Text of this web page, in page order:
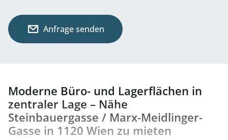
Anfrage senden
Moderne Büro- und Lagerflächen in
zentraler Lage – Nähe
Steinbauergasse / Marx-Meidlinger-
Gasse in 1120 Wien zu mieten